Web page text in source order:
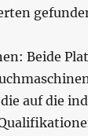
Beide
auf die